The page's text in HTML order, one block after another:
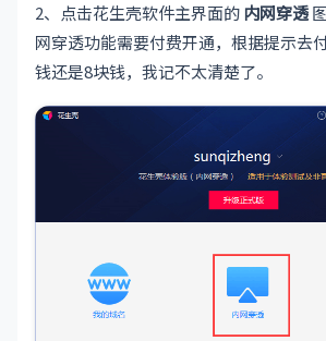
2、点击花生壳软件主界面的 内网穿透
网穿透功能需要付费开通，根据提示去
钱还是8块钱，我记不太清楚了。